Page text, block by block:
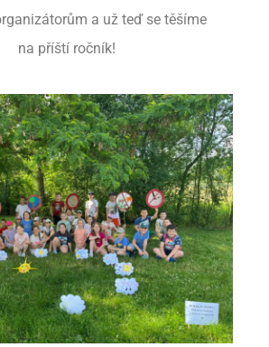
a už teď se těšíme
na příští ročník!